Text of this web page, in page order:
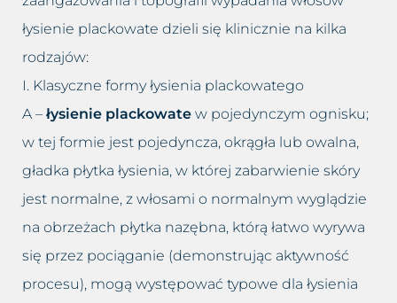
łysienie plackowate dzieli się klinicznie na kilka
rodzajów:
I. Klasyczne formy łysienia plackowatego
A – łysienie plackowate w pojedynczym ognisku;
w tej formie jest pojedyncza, okrągła lub owalna,
gładka płytka łysienia, w której zabarwienie skóry
jest normalne, z włosami o normalnym wyglądzie
na obrzeżach płytka nazębna, którą łatwo wyrywa
się przez pociąganie (demonstrując aktywność
procesu), mogą występować typowe dla łysienia